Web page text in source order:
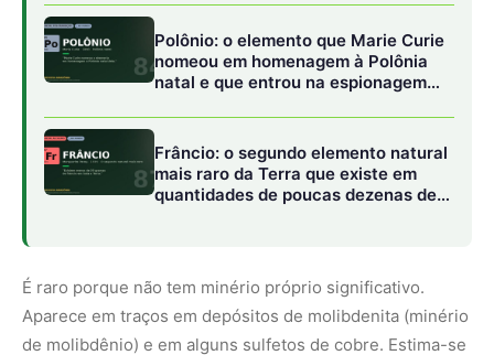
que sua concentração média na crosta terrestre seja de
cerca de uma parte por bilhão, valor extremamente baixo.
A produção mundial é medida em algumas dezenas de
De onde vem o rênio do mundo
Chile é o maior produtor mundial. As minas de cobre e
molibdênio do norte do país, especialmente em
Chuquicamata e El Teniente, recuperam rênio como
subproduto. Outros produtores incluem Estados Unidos,